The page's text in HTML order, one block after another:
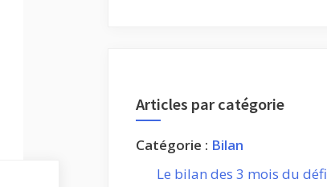
Articles par catégorie
Catégorie : Bilan
Le bilan des 3 mois du défi